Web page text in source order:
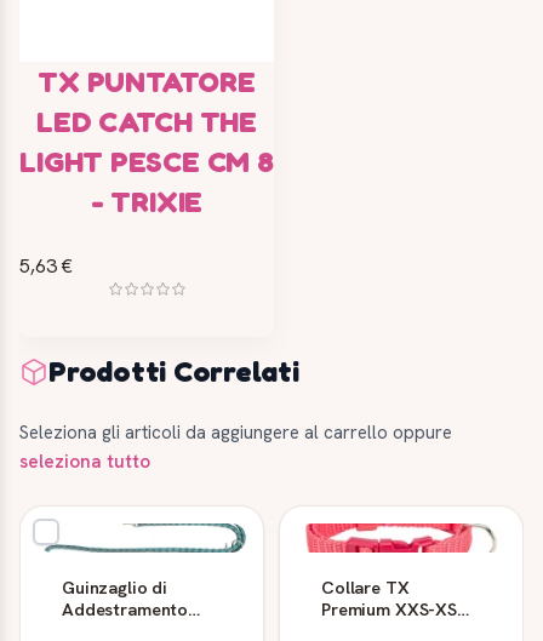
TX PUNTATORE
LED CATCH THE
LIGHT PESCE CM 8
- TRIXIE
5,63 €
Prodotti Correlati
Seleziona gli articoli da aggiungere al carrello oppure
seleziona tutto
Guinzaglio di
Addestramento
Collare TX
Premium XXS-XS